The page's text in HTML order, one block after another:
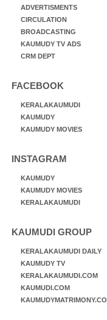
ADVERTISMENTS
CIRCULATION
BROADCASTING
KAUMUDY TV ADS
CRM DEPT
FACEBOOK
KERALAKAUMUDI
KAUMUDY
KAUMUDY MOVIES
INSTAGRAM
KAUMUDY
KAUMUDY MOVIES
KERALAKAUMUDI
KAUMUDI GROUP
KERALAKAUMUDI DAILY
KAUMUDY TV
KERALAKAUMUDI.COM
KAUMUDI.COM